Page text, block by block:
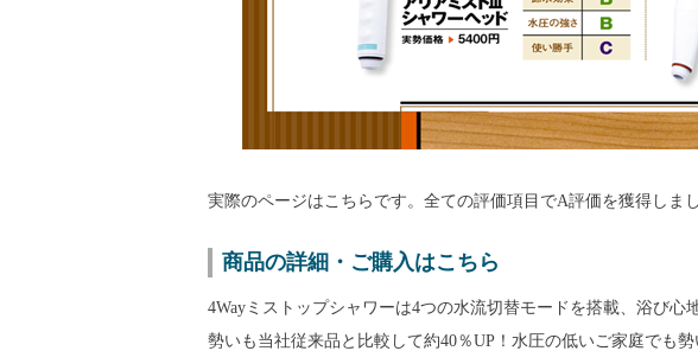
実際のページはこちらです。全ての評価項目でA評価を獲得しま
商品の詳細・ご購入はこちら
4Wayミストップシャワーは4つの水流切替モードを搭載、浴び
勢いも当社従来品と比較して約40％UP！水圧の低いご家庭でも勢